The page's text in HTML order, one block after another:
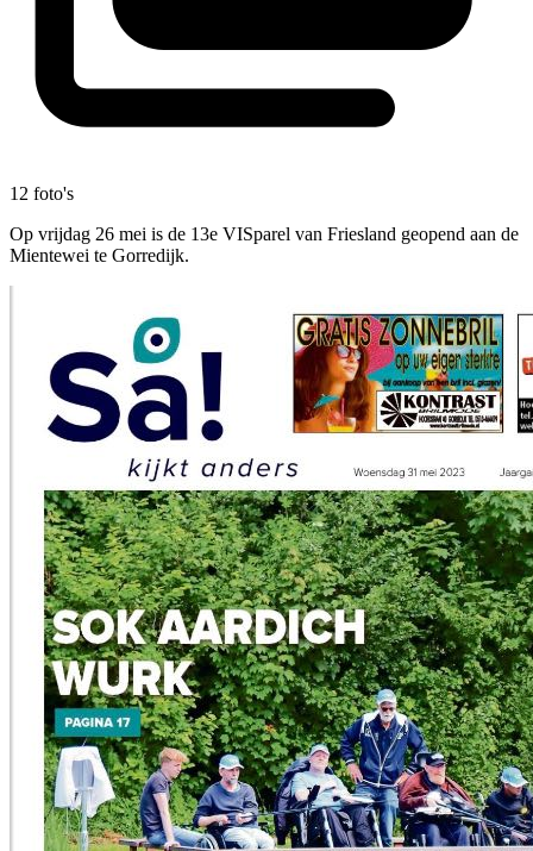
12 foto's
Op vrijdag 26 mei is de 13e VISparel van Friesland geopend aan de
Mientewei te Gorredijk.